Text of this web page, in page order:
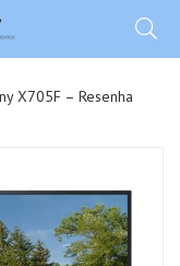
X705F – Resenha